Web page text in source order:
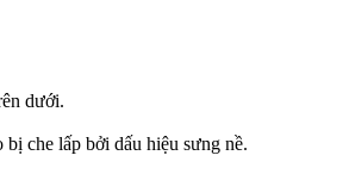
dưới.
che lấp bởi dấu hiệu sưng nề.